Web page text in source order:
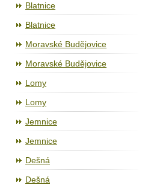
Blatnice
Blatnice
Moravské Budějovice
Moravské Budějovice
Lomy
Lomy
Jemnice
Jemnice
Dešná
Dešná